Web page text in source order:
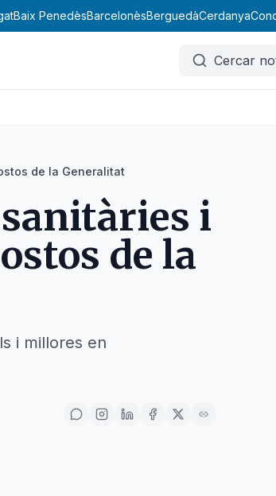
Baix PenedèsBarcelonèsBerguedàCerdanya
Cercar
de la Generalitat
i
de la
i millores en